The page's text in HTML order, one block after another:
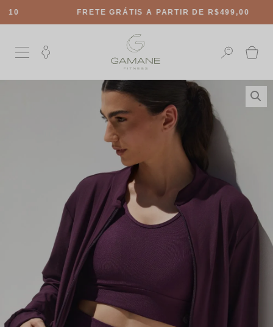
FRETE GRÁTIS A PARTIR DE R$499,00